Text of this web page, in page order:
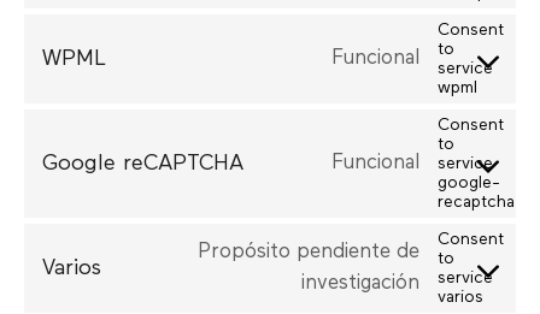
WPML Funcional
Consent
to
service
wpml
Google reCAPTCHA Funcional
Consent
to
service
google-
recaptcha
Varios
Propósito pendiente de
investigación
Consent
to
service
varios